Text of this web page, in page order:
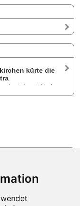
kürte die
oberösterreichischen
auch der 6h-